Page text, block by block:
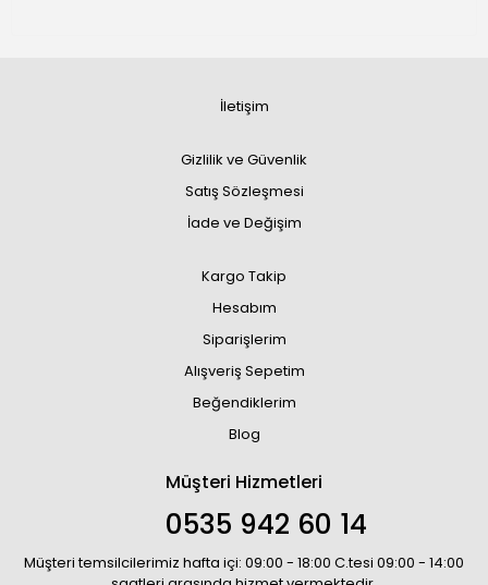
İletişim
Gizlilik ve Güvenlik
Satış Sözleşmesi
İade ve Değişim
Kargo Takip
Hesabım
Siparişlerim
Alışveriş Sepetim
Beğendiklerim
Blog
Müşteri Hizmetleri
0535 942 60 14
Müşteri temsilcilerimiz hafta içi: 09:00 - 18:00 C.tesi 09:00 - 14:00